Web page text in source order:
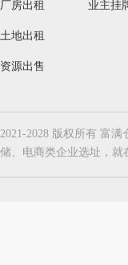
厂房出租
土地出租
资源出售
业主挂
2021-2028 版权所有 富
储、电商类企业选址，就